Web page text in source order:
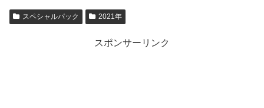
スペシャルパック 2021年
スポンサーリンク